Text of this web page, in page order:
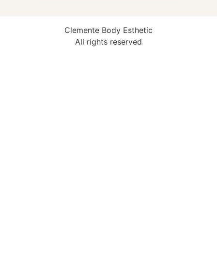
Clemente Body Esthetic
All rights reserved